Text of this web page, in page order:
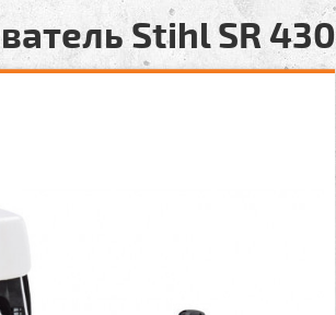
Stihl SR 430